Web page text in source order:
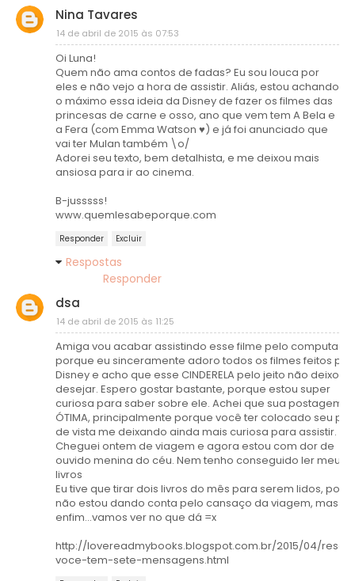
Nina Tavares
14 de abril de 2015 às 07:53
Oi Luna!
Quem não ama contos de fadas? Eu sou louca por
eles e não vejo a hora de assistir. Aliás, estou achando
o máximo essa ideia da Disney de fazer os filmes das
princesas de carne e osso, ano que vem tem A Bela e
a Fera (com Emma Watson ♥) e já foi anunciado que
vai ter Mulan também \o/
Adorei seu texto, bem detalhista, e me deixou mais
ansiosa para ir ao cinema.
B-jusssss!
www.quemlesabeporque.com
Responder Excluir
Respostas
Responder
dsa
14 de abril de 2015 às 11:25
Amiga vou acabar assistindo esse filme pelo
porque eu sinceramente adoro todos os filmes feitos
Disney e acho que esse CINDERELA pelo jeito não deixou a
desejar. Espero gostar bastante, porque estou super
curiosa para saber sobre ele. Achei que sua postagem
ÓTIMA, principalmente porque você ter colocado seu
de vista me deixando ainda mais curiosa para assistir.
Cheguei ontem de viagem e agora estou com dor de
ouvido menina do céu. Nem tenho conseguido ler meus
livros
Eu tive que tirar dois livros do mês para serem lidos,
não estou dando conta pelo cansaço da viagem, mas
enfim...vamos ver no que dá =x
http://lovereadmybooks.blogspot.com.br/2015/04/
voce-tem-sete-mensagens.html